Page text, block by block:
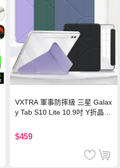
VXTRA 軍事防摔級 三星 Galax
y Tab S10 Lite 10.9吋 Y折晶透
$459